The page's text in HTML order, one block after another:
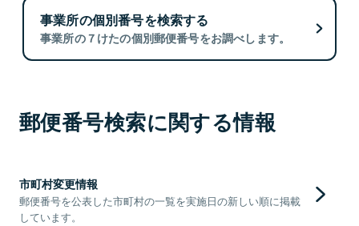
事業所の個別番号を検索する
事業所の７けたの個別郵便番号をお調べします。
郵便番号検索に関する情報
市町村変更情報
郵便番号を公表した市町村の一覧を実施日の新しい順に掲載
しています。